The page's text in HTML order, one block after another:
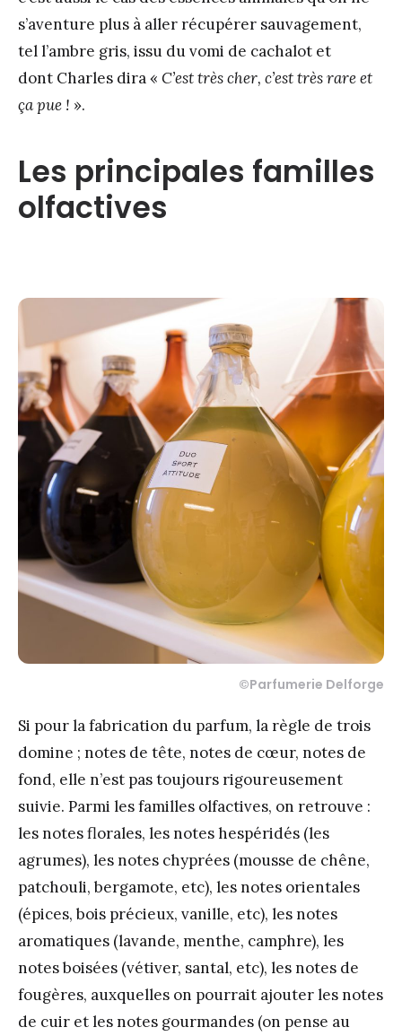
s’aventure plus à aller récupérer sauvagement,
tel l’ambre gris, issu du vomi de cachalot et
dont Charles dira « C’est très cher, c’est très rare et
ça pue ! ».
Les principales familles
olfactives
©Parfumerie Delforge
Si pour la fabrication du parfum, la règle de trois
domine ; notes de tête, notes de cœur, notes de
fond, elle n’est pas toujours rigoureusement
suivie. Parmi les familles olfactives, on retrouve :
les notes florales, les notes hespéridés (les
agrumes), les notes chyprées (mousse de chêne,
patchouli, bergamote, etc), les notes orientales
(épices, bois précieux, vanille, etc), les notes
aromatiques (lavande, menthe, camphre), les
notes boisées (vétiver, santal, etc), les notes de
fougères, auxquelles on pourrait ajouter les notes
de cuir et les notes gourmandes (on pense au